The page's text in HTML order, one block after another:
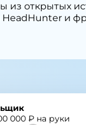
из открытых
HeadHunter и
000 ₽ на руки